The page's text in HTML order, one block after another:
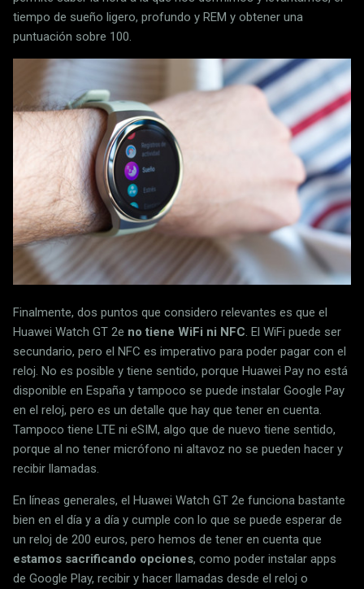
tiempo de sueño ligero, profundo y REM y obtener una
puntuación sobre 100.
Finalmente, dos puntos que considero relevantes es que el
Huawei Watch GT 2e no tiene WiFi ni NFC. El WiFi puede ser
secundario, pero el NFC es imperativo para poder pagar con el
reloj. No es posible y tiene sentido, porque Huawei Pay no está
disponible en España y tampoco se puede instalar Google Pay
en el reloj, pero es un detalle que hay que tener en cuenta.
Tampoco tiene LTE ni eSIM, algo que de nuevo tiene sentido,
porque al no tener micrófono ni altavoz no se pueden hacer y
recibir llamadas.
En líneas generales, el Huawei Watch GT 2e funciona bastante
bien en el día y a día y cumple con lo que se puede esperar de
un reloj de 200 euros, pero hemos de tener en cuenta que
estamos sacrificando opciones, como poder instalar apps
de Google Play, recibir y hacer llamadas desde el reloj o